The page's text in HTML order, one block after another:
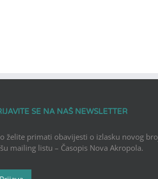
SE NA NAŠ NEWSLETTER
želite primati obavijesti o izlasku novog
mailing listu – Časopis Nova Akropola.